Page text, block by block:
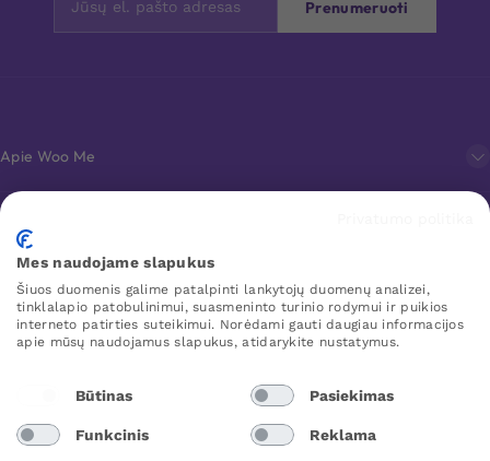
Prenumeruoti
Apie Woo Me
Klientų aptarnavimas
Mėgstamiausi
WOO ME
Mes naudojame slapukus
Šiuos duomenis galime patalpinti lankytojų duomenų analizei,
tinklalapio patobulinimui, suasmeninto turinio rodymui ir puikios
interneto patirties suteikimui. Norėdami gauti daugiau informacijos
apie mūsų naudojamus slapukus, atidarykite nustatymus.
Būtinas Pasiekimas
Funkcinis Reklama